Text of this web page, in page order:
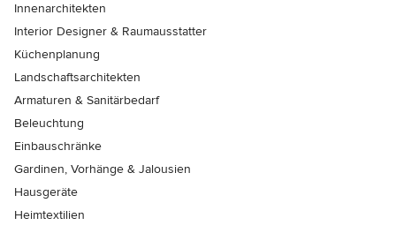
Innenarchitekten
Interior Designer & Raumausstatter
Küchenplanung
Landschaftsarchitekten
Armaturen & Sanitärbedarf
Beleuchtung
Einbauschränke
Gardinen, Vorhänge & Jalousien
Hausgeräte
Heimtextilien